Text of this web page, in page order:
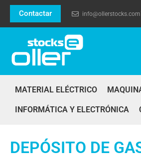
Contactar info@ollerstocks.com
MATERIAL ELÉCTRICO
INFORMÁTICA Y ELECTRÓNICA
DEPÓSITO DE